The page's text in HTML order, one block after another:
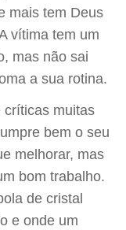
mais tem Deus
vítima tem um
mas não sai
a sua rotina.
críticas muitas
bem o seu
melhorar, mas
bom trabalho.
de cristal
e onde um